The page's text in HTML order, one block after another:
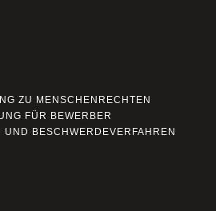
ZU MENSCHENRECHTEN
FÜR BEWERBER
UND BESCHWERDEVERFAHREN